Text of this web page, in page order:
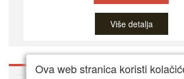
Više detalja
Ova web stranica koristi